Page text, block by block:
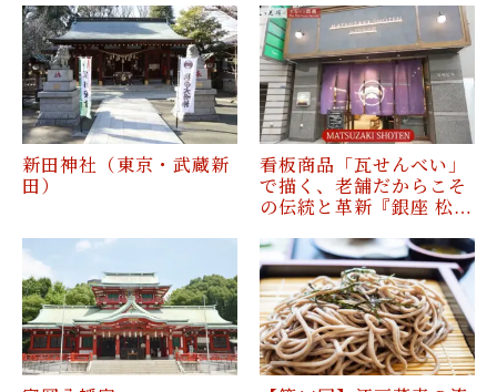
新田神社（東京・武蔵新
田）
看板商品「瓦せんべい」
で描く、老舗だからこそ
の伝統と革新『銀座 松…